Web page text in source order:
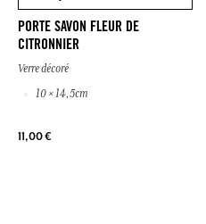
PORTE SAVON FLEUR DE
CITRONNIER
Verre décoré
10 × 14,5cm
11,00 €